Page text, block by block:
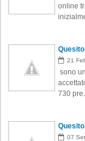
online
21
sono
730
07 Set